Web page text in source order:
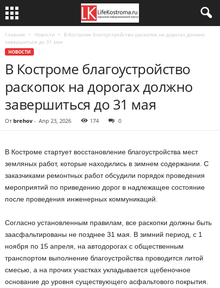
Главная Новости
В Костроме благоустройство раскопок на дорогах должно
завершиться до 31 мая
НОВОСТИ
В Костроме благоустройство
раскопок на дорогах должно
завершиться до 31 мая
От brehov - Апр 23, 2026 174 0
В Костроме стартует восстановление благоустройства мест
земляных работ, которые находились в зимнем содержании. С
заказчиками ремонтных работ обсудили порядок проведения
мероприятий по приведению дорог в надлежащее состояние
после проведения инженерных коммуникаций.
Согласно установленным правилам, все раскопки должны быть
заасфальтированы не позднее 31 мая. В зимний период, с 1
ноября по 15 апреля, на автодорогах с общественным
транспортом выполнение благоустройства проводится литой
смесью, а на прочих участках укладывается щебеночное
основание до уровня существующего асфальтового покрытия.